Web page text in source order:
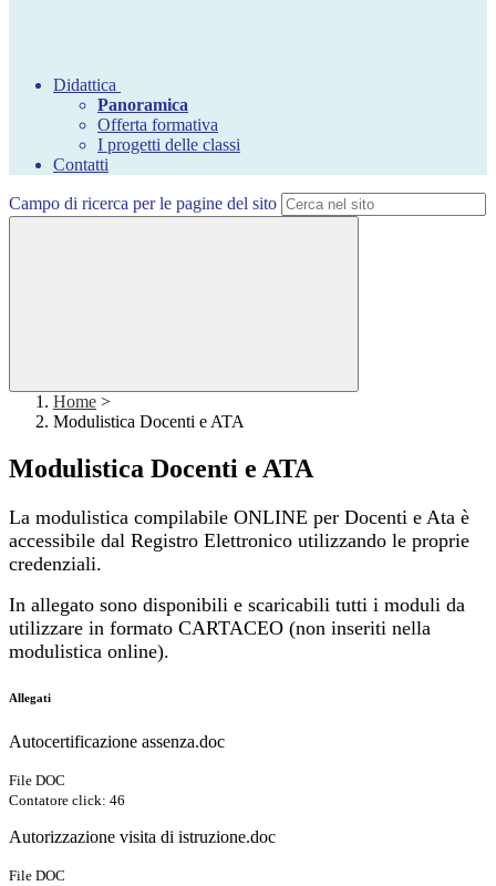
Didattica
Panoramica
Offerta formativa
I progetti delle classi
Contatti
Campo di ricerca per le pagine del sito
Home >
Modulistica Docenti e ATA
Modulistica Docenti e ATA
La modulistica compilabile ONLINE per Docenti e Ata è
accessibile dal Registro Elettronico utilizzando le proprie
credenziali.
In allegato sono disponibili e scaricabili tutti i moduli da
utilizzare in formato CARTACEO (non inseriti nella
modulistica online).
Allegati
Autocertificazione assenza.doc
File DOC
Contatore click: 46
Autorizzazione visita di istruzione.doc
File DOC